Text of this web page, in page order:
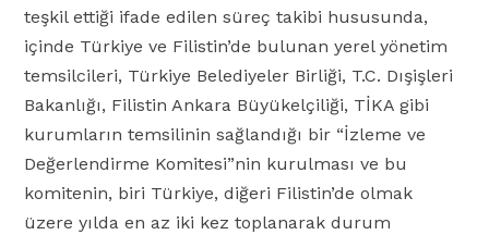
teşkil ettiği ifade edilen süreç takibi hususunda,
içinde Türkiye ve Filistin’de bulunan yerel yönetim
temsilcileri, Türkiye Belediyeler Birliği, T.C. Dışişleri
Bakanlığı, Filistin Ankara Büyükelçiliği, TİKA gibi
kurumların temsilinin sağlandığı bir “İzleme ve
Değerlendirme Komitesi”nin kurulması ve bu
komitenin, biri Türkiye, diğeri Filistin’de olmak
üzere yılda en az iki kez toplanarak durum